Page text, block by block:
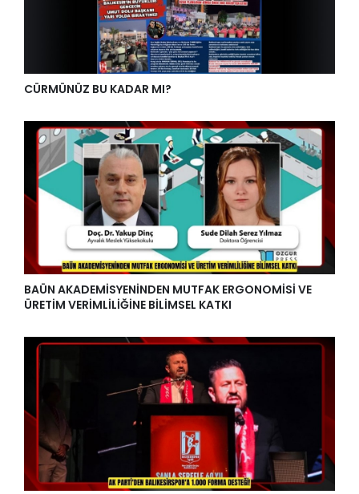
CÜRMÜNÜZ BU KADAR MI?
BAÜN AKADEMİSYENİNDEN MUTFAK ERGONOMİSİ VE
ÜRETİM VERİMLİLİĞİNE BİLİMSEL KATKI